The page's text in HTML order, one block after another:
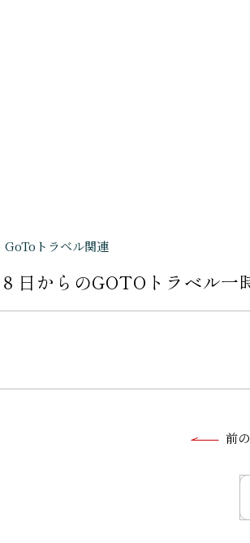
日からのGOTOトラベル
GoToトラベル関連
前